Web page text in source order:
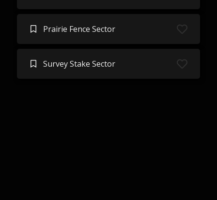
Prairie Fence Sector
Survey Stake Sector